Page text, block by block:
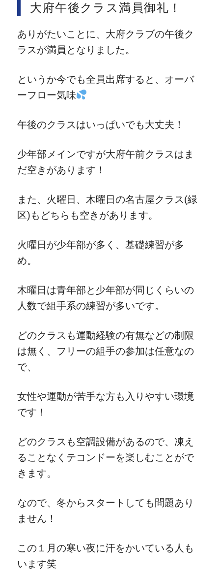
大府午後クラス満員御礼！
ありがたいことに、大府クラブの午後ク
ラスが満員となりました。
というか今でも全員出席すると、オーバ
ーフロー気味
午後のクラスはいっぱいでも大丈夫！
少年部メインですが大府午前クラスはま
だ空きがあります！
また、火曜日、木曜日の名古屋クラス(緑
区)もどちらも空きがあります。
火曜日が少年部が多く、基礎練習が多
め。
木曜日は青年部と少年部が同じくらいの
人数で組手系の練習が多いです。
どのクラスも運動経験の有無などの制限
は無く、フリーの組手の参加は任意なの
で、
女性や運動が苦手な方も入りやすい環境
です！
どのクラスも空調設備があるので、凍え
ることなくテコンドーを楽しむことがで
きます。
なので、冬からスタートしても問題あり
ません！
この１月の寒い夜に汗をかいている人も
います笑